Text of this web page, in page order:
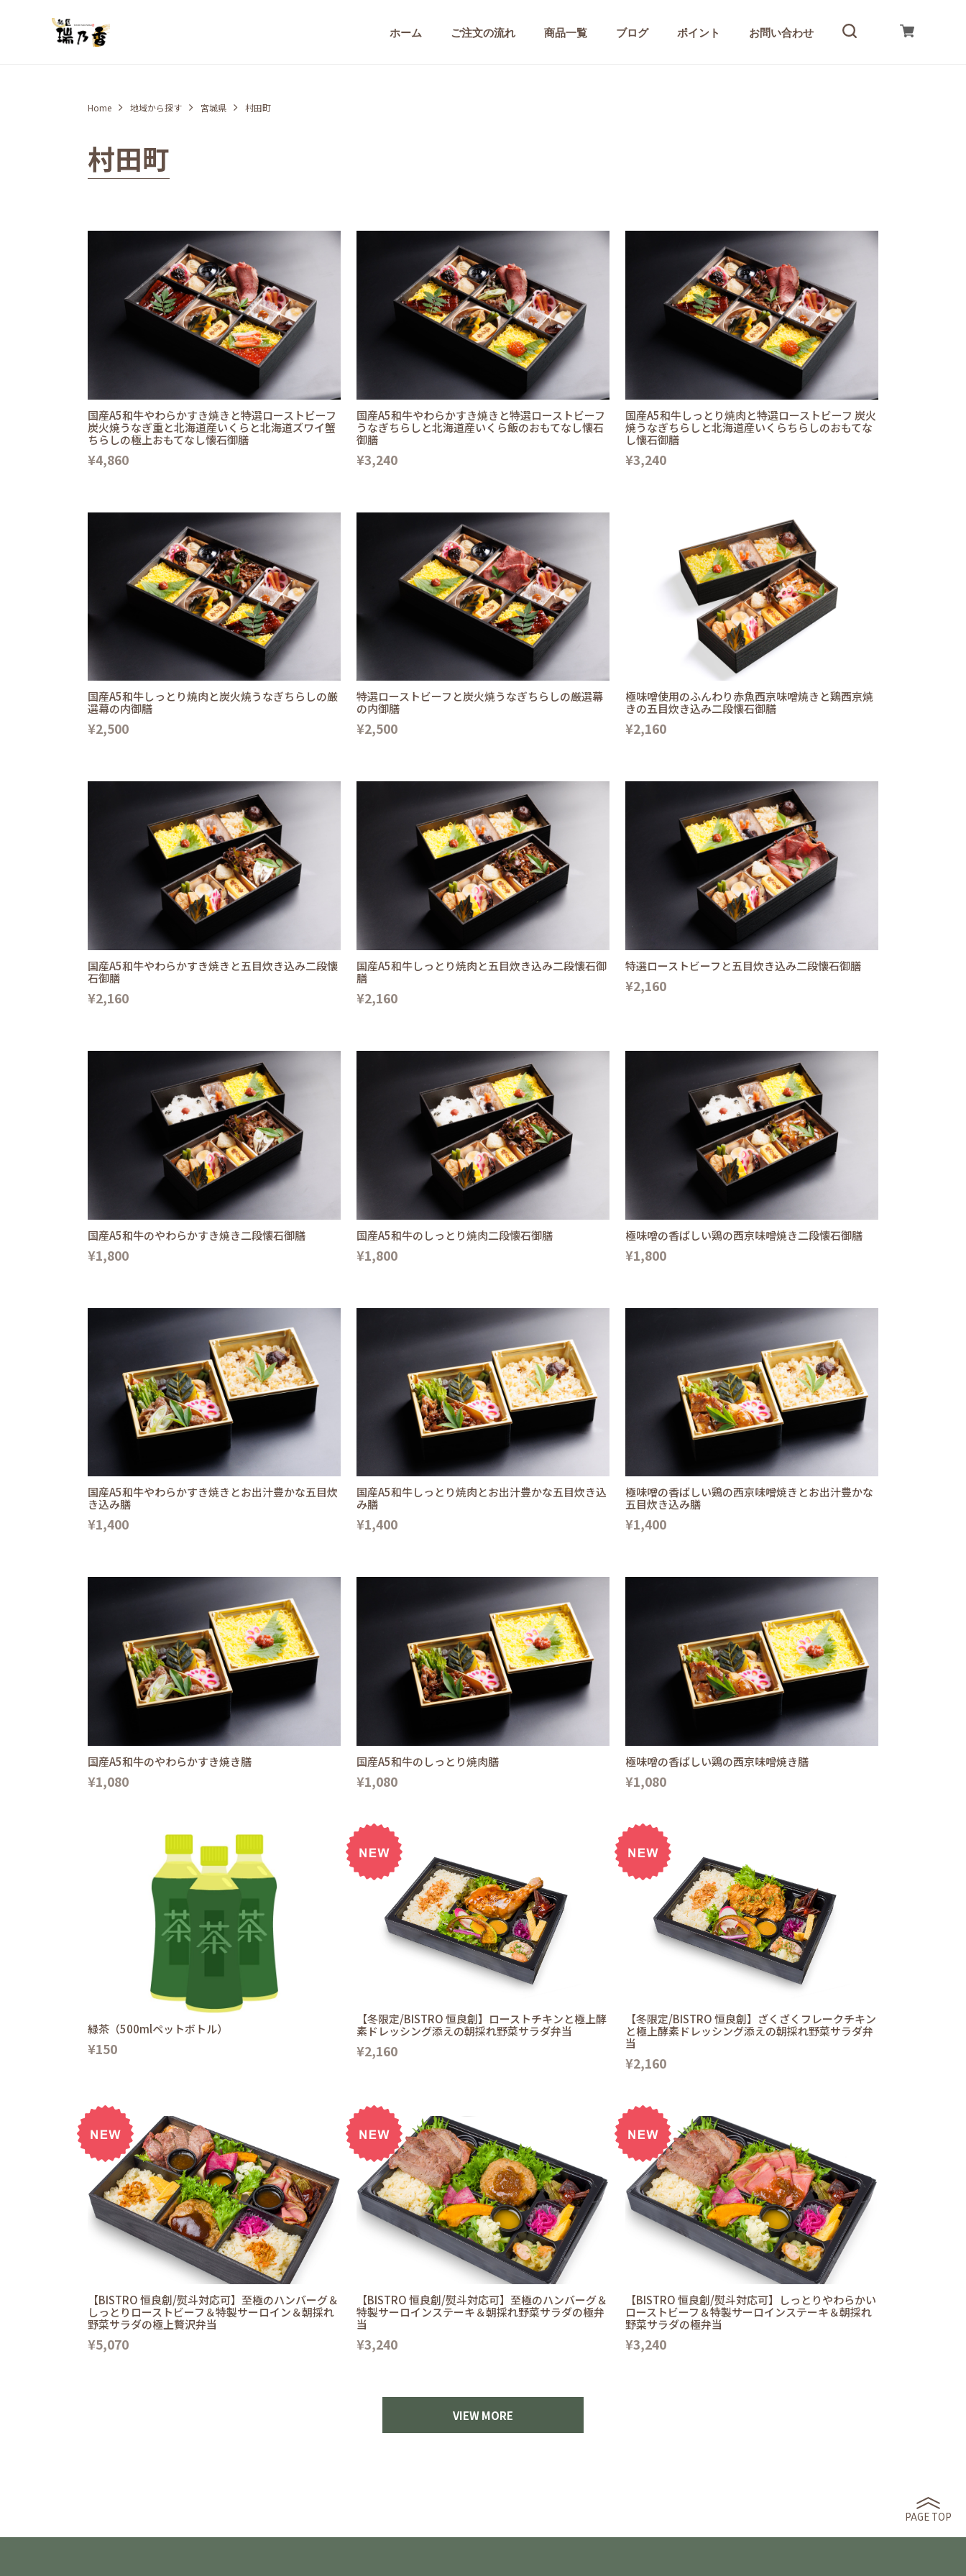
ホーム ご注文の流れ 商品一覧 ブログ ポイント お問い合わせ
Home 地域から探す 宮城県 村田町
村田町
国産A5和牛やわらかすき焼きと特選ローストビーフ
炭火焼うなぎ重と北海道産いくらと北海道ズワイ蟹
ちらしの極上おもてなし懐石御膳
¥4,860
国産A5和牛やわらかすき焼きと特選ローストビーフ
うなぎちらしと北海道産いくら飯のおもてなし懐石
御膳
¥3,240
国産A5和牛しっとり焼肉と特選ローストビーフ 炭火
焼うなぎちらしと北海道産いくらちらしのおもてな
し懐石御膳
¥3,240
国産A5和牛しっとり焼肉と炭火焼うなぎちらしの厳
選幕の内御膳
¥2,500
特選ローストビーフと炭火焼うなぎちらしの厳選幕
の内御膳
¥2,500
極味噌使用のふんわり赤魚西京味噌焼きと鶏西京焼
きの五目炊き込み二段懐石御膳
¥2,160
国産A5和牛やわらかすき焼きと五目炊き込み二段懐
石御膳
¥2,160
国産A5和牛しっとり焼肉と五目炊き込み二段懐石御
膳
¥2,160
特選ローストビーフと五目炊き込み二段懐石御膳
¥2,160
国産A5和牛のやわらかすき焼き二段懐石御膳
¥1,800
国産A5和牛のしっとり焼肉二段懐石御膳
¥1,800
極味噌の香ばしい鶏の西京味噌焼き二段懐石御膳
¥1,800
国産A5和牛やわらかすき焼きとお出汁豊かな五目炊
き込み膳
¥1,400
国産A5和牛しっとり焼肉とお出汁豊かな五目炊き込
み膳
¥1,400
極味噌の香ばしい鶏の西京味噌焼きとお出汁豊かな
五目炊き込み膳
¥1,400
国産A5和牛のやわらかすき焼き膳
¥1,080
国産A5和牛のしっとり焼肉膳
¥1,080
極味噌の香ばしい鶏の西京味噌焼き膳
¥1,080
緑茶（500mlペットボトル）
¥150
【冬限定/BISTRO 恒良創】ローストチキンと極上酵
素ドレッシング添えの朝採れ野菜サラダ弁当
¥2,160
【冬限定/BISTRO 恒良創】ざくざくフレークチキン
と極上酵素ドレッシング添えの朝採れ野菜サラダ弁
当
¥2,160
【BISTRO 恒良創/熨斗対応可】至極のハンバーグ＆
しっとりローストビーフ＆特製サーロイン＆朝採れ
野菜サラダの極上贅沢弁当
¥5,070
【BISTRO 恒良創/熨斗対応可】至極のハンバーグ＆
特製サーロインステーキ＆朝採れ野菜サラダの極弁
当
¥3,240
【BISTRO 恒良創/熨斗対応可】しっとりやわらかい
ローストビーフ＆特製サーロインステーキ＆朝採れ
野菜サラダの極弁当
¥3,240
VIEW MORE
PAGE TOP